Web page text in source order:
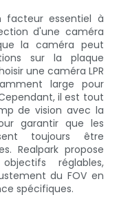
facteur essentiel à
d'une caméra
la caméra peut
sur la plaque
une caméra LPR
large pour
il est tout
de vision avec la
garantir que les
toujours être
Realpark propose
réglables,
du FOV en
spécifiques.